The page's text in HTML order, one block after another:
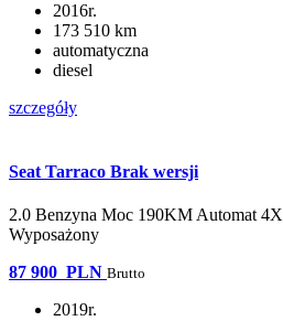
2016r.
173 510 km
automatyczna
diesel
szczegóły
Seat Tarraco Brak wersji
2.0 Benzyna Moc 190KM Automat
Wyposażony
87 900 PLN Brutto
2019r.